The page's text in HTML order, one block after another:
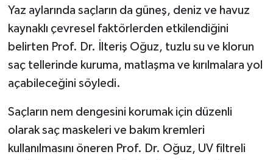
Yaz aylarında saçların da güneş, deniz ve havuz
kaynaklı çevresel faktörlerden etkilendiğini
belirten Prof. Dr. İlteriş Oğuz, tuzlu su ve klorun
saç tellerinde kuruma, matlaşma ve kırılmalara yol
açabileceğini söyledi.
Saçların nem dengesini korumak için düzenli
olarak saç maskeleri ve bakım kremleri
kullanılmasını öneren Prof. Dr. Oğuz, UV filtreli